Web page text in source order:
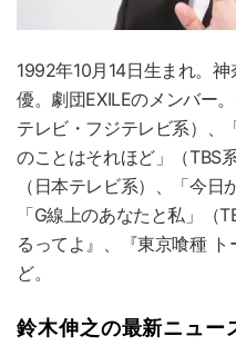
1992年10月14日生まれ。
優。劇団EXILEのメンバー
テレビ・フジテレビ系）、
のことはそれほど」（TBS
（日本テレビ系）、「今日
「G線上のあなたと私」（
るってよ』、『東京喰種
ど。
鈴木伸之の最新ニュー